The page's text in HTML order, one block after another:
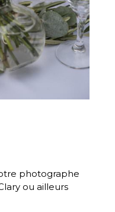
photographe
ou ailleurs